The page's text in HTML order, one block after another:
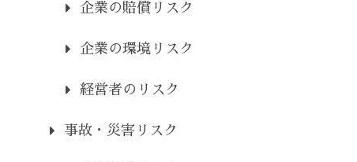
企業の賠償リスク
企業の環境リスク
経営者のリスク
事故・災害リスク